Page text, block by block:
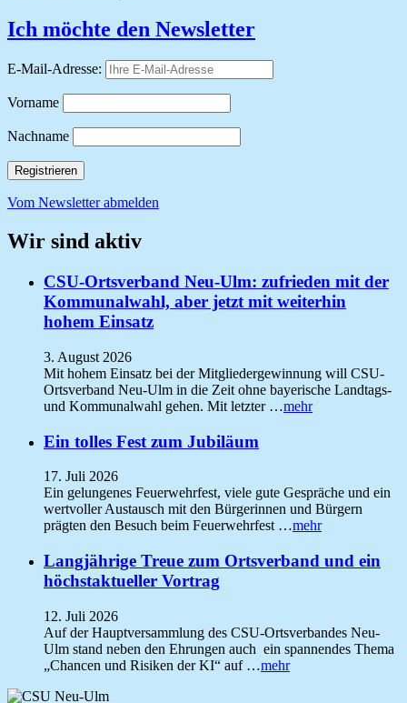
Ich möchte den Newsletter
E-Mail-Adresse:
Vorname
Nachname
Vom Newsletter abmelden
Wir sind aktiv
CSU-Ortsverband Neu-Ulm: zufrieden mit der
Kommunalwahl, aber jetzt mit weiterhin
hohem Einsatz
3. August 2026
Mit hohem Einsatz bei der Mitgliedergewinnung will CSU-
Ortsverband Neu-Ulm in die Zeit ohne bayerische Landtags-
und Kommunalwahl gehen. Mit letzter …mehr
Ein tolles Fest zum Jubiläum
17. Juli 2026
Ein gelungenes Feuerwehrfest, viele gute Gespräche und ein
wertvoller Austausch mit den Bürgerinnen und Bürgern
prägten den Besuch beim Feuerwehrfest …mehr
Langjährige Treue zum Ortsverband und ein
höchstaktueller Vortrag
12. Juli 2026
Auf der Hauptversammlung des CSU-Ortsverbandes Neu-
Ulm stand neben den Ehrungen auch ein spannendes Thema
„Chancen und Risiken der KI“ auf …mehr